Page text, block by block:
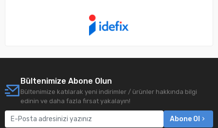
Bültenimize Abone Olun
Bültenimize katılarak yeni indirimler / ürünler hakkında bilgi
edinin ve daha fazla fırsat yakalayın!
Abone Ol